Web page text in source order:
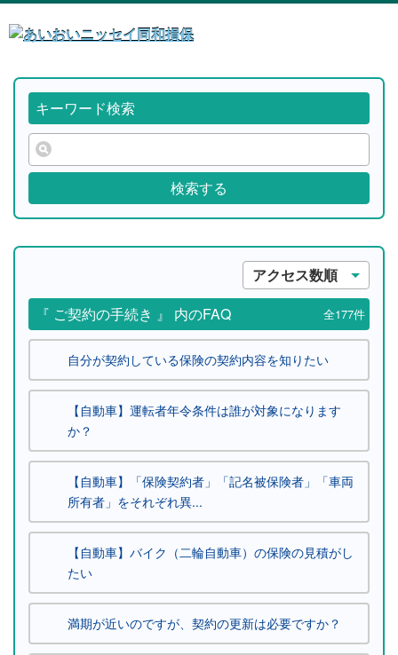
キーワード検索
検索する
アクセス数順
『 ご契約の手続き 』 内のFAQ
全177件
自分が契約している保険の契約内容を知りたい
【自動車】運転者年令条件は誰が対象になります
か？
【自動車】「保険契約者」「記名被保険者」「車両
所有者」をそれぞれ異...
【自動車】バイク（二輪自動車）の保険の見積がし
たい
満期が近いのですが、契約の更新は必要ですか？